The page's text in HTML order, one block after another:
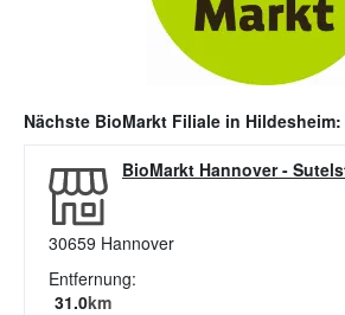
Nächste BioMarkt Filiale in Hildesheim:
BioMarkt Hannover-
30659 Hannover
Entfernung:
31.0km